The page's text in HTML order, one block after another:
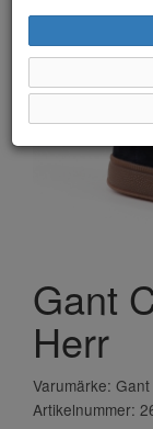
Gant
Herr
Varumärke: Gant
Artikelnummer: